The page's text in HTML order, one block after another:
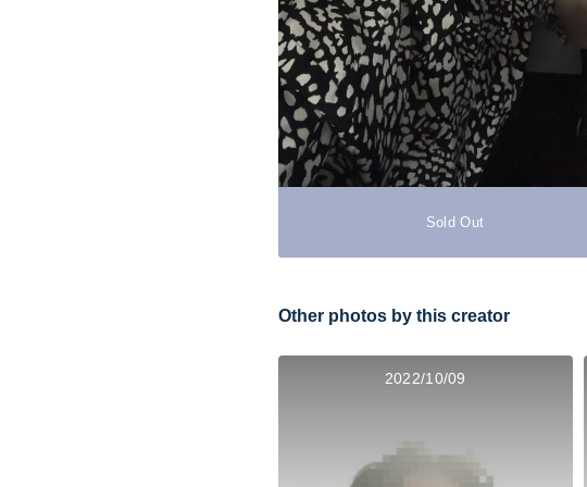
Sold Out
Other photos by this creator
2022/10/09